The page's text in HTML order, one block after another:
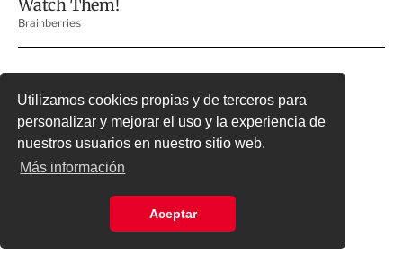
Utilizamos cookies propias y de terceros para
personalizar y mejorar el uso y la experiencia de
nuestros usuarios en nuestro sitio web.
Más información
Aceptar